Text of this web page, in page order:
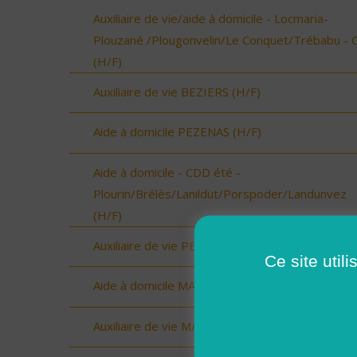
Auxiliaire de vie/aide à domicile - Locmaria-
Plouzané /Plougonvelin/Le Conquet/Trébabu -
(H/F)
Auxiliaire de vie BEZIERS (H/F)
Aide à domicile PEZENAS (H/F)
Aide à domicile - CDD été -
Plourin/Brélès/Lanildut/Porspoder/Landunvez
(H/F)
Auxiliaire de vie PEZENAS (H/F)
Aide à domicile MARAUSSAN (H/F)
Auxiliaire de vie MARAUSSAN (H/F)
Ce site